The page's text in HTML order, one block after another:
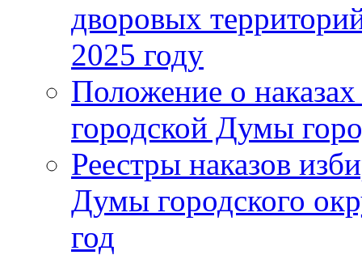
дворовых
2025 году
Положение о
городской Думы
Реестры наказов
Думы городского
год